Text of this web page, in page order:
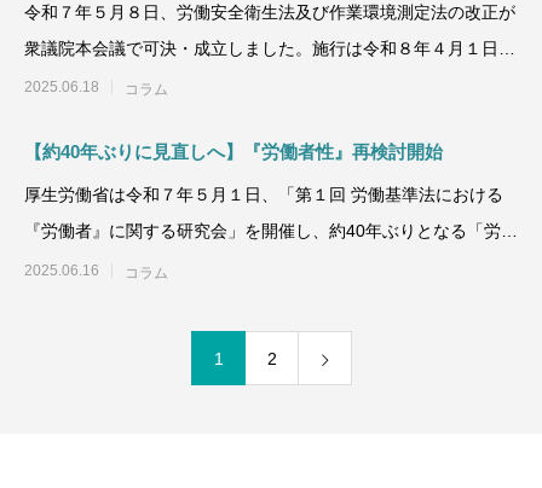
令和７年５月８日、労働安全衛生法及び作業環境測定法の改正が
衆議院本会議で可決・成立しました。施行は令和８年４月１日
（一部を除く）です
2025.06.18 コラム
【約40年ぶりに見直しへ】『労働者性』再検討開始
厚生労働省は令和７年５月１日、「第１回 労働基準法における
『労働者』に関する研究会」を開催し、約40年ぶりとなる「労働
者性」の判断基準の
2025.06.16 コラム
1 2